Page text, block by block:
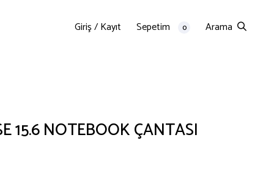
Giriş / Kayıt Sepetim 0 Arama
15.6 NOTEBOOK ÇANTASI